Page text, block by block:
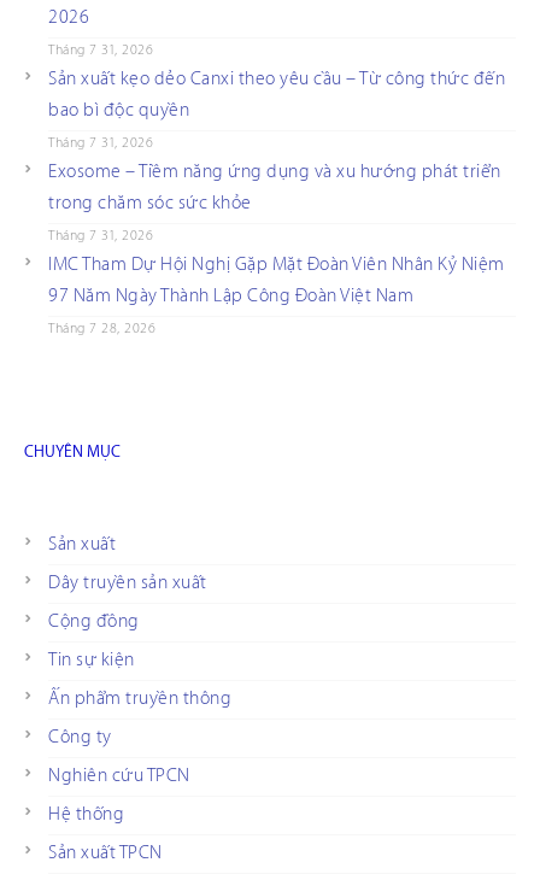
2026
Tháng 7 31, 2026
Sản xuất kẹo dẻo Canxi theo yêu cầu – Từ công thức đến
bao bì độc quyền
Tháng 7 31, 2026
Exosome – Tiềm năng ứng dụng và xu hướng phát triển
trong chăm sóc sức khỏe
Tháng 7 31, 2026
IMC Tham Dự Hội Nghị Gặp Mặt Đoàn Viên Nhân Kỷ Niệm
97 Năm Ngày Thành Lập Công Đoàn Việt Nam
Tháng 7 28, 2026
CHUYÊN MỤC
Sản xuất
Dây truyền sản xuất
Cộng đồng
Tin sự kiện
Ấn phẩm truyền thông
Công ty
Nghiên cứu TPCN
Hệ thống
Sản xuất TPCN